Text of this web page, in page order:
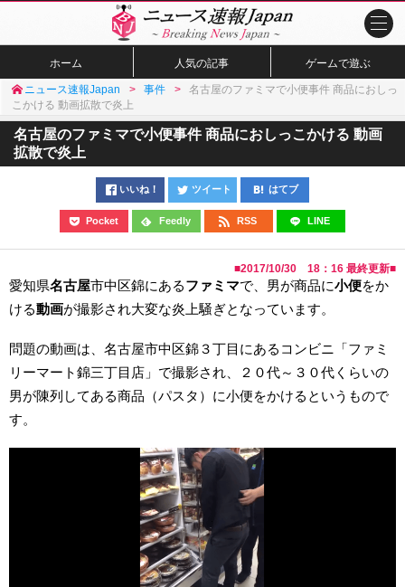
ホーム 人気の記事 ゲームで遊ぶ
ニュース速報Japan 事件
名古屋のファミマで小便事件 商品におしっ
こかける 動画拡散で炎上
名古屋のファミマで小便事件 商品におしっこかける 動画
拡散で炎上
いいね！ ツイート はてブ
Pocket Feedly RSS LINE
■2017/10/30 18：16 最終更新■
愛知県名古屋市中区錦にあるファミマで、男が商品に小便をか
ける動画が撮影され大変な炎上騒ぎとなっています。
問題の動画は、名古屋市中区錦３丁目にあるコンビニ「ファミ
リーマート錦三丁目店」で撮影され、２０代～３０代くらいの
男が陳列してある商品（パスタ）に小便をかけるというもので
す。